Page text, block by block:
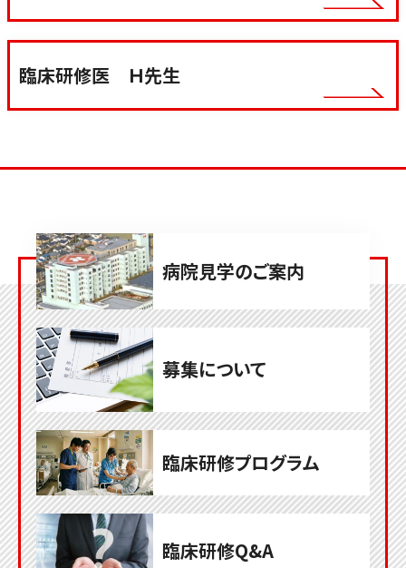
臨床研修医 Ｈ先生
病院見学のご案内
募集について
臨床研修プログラム
臨床研修Q&A